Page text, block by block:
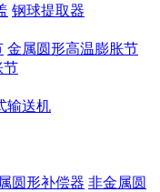
钢球提取器
金属圆形高温膨胀节
节
输送机
圆形补偿器 非金属圆